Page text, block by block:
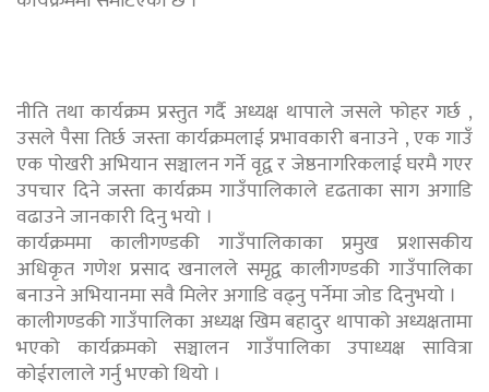
नीति तथा कार्यक्रम प्रस्तुत गर्दै अध्यक्ष थापाले जसले फोहर गर्छ ,
उसले पैसा तिर्छ जस्ता कार्यक्रमलाई प्रभावकारी बनाउने , एक गाउँ
एक पोखरी अभियान सञ्चालन गर्ने वृद्व र जेष्ठनागरिकलाई घरमै गएर
उपचार दिने जस्ता कार्यक्रम गाउँपालिकाले दृढताका साग अगाडि
वढाउने जानकारी दिनु भयो ।
कार्यक्रममा कालीगण्डकी गाउँपालिकाका प्रमुख प्रशासकीय
अधिकृत गणेश प्रसाद खनालले समृद्व कालीगण्डकी गाउँपालिका
बनाउने अभियानमा सवै मिलेर अगाडि वढ्नु पर्नेमा जोड दिनुभयो ।
कालीगण्डकी गाउँपालिका अध्यक्ष खिम बहादुर थापाको अध्यक्षतामा
भएको कार्यक्रमको सञ्चालन गाउँपालिका उपाध्यक्ष सावित्रा
कोईरालाले गर्नु भएको थियो ।